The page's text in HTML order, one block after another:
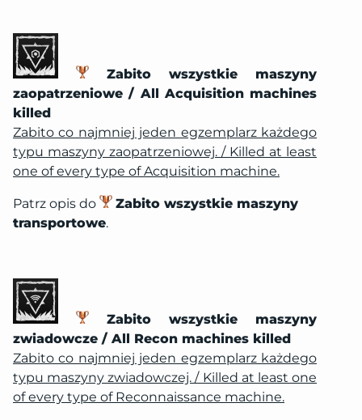
Zabito wszystkie maszyny
zaopatrzeniowe / All Acquisition machines
killed
Zabito co najmniej jeden egzemplarz każdego
typu maszyny zaopatrzeniowej. / Killed at least
one of every type of Acquisition machine.
Patrz opis do
Zabito wszystkie maszyny
transportowe.
Zabito wszystkie maszyny
zwiadowcze / All Recon machines killed
Zabito co najmniej jeden egzemplarz każdego
typu maszyny zwiadowczej. / Killed at least one
of every type of Reconnaissance machine.